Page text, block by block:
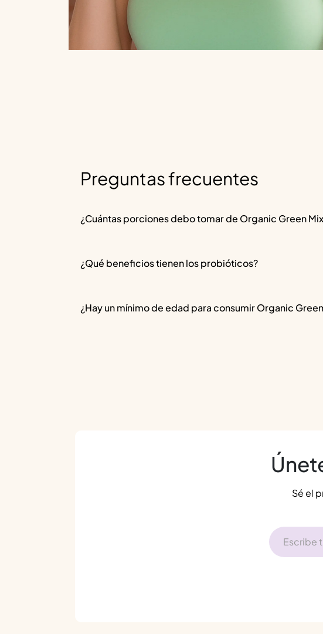
Preguntas frecuentes
¿Cuántas porciones debo tomar de Organic Green
¿Qué beneficios tienen los probióticos?
¿Hay un mínimo de edad para consumir Organic
Sé el